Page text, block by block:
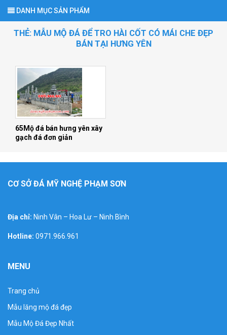
DANH MỤC SẢN PHẨM
THẺ: MẪU MỘ ĐÁ ĐỂ TRO HÀI CỐT CÓ MÁI CHE ĐẸP
BÁN TẠI HƯNG YÊN
65Mộ đá bán hưng yên xây
gạch đá đơn giản
CƠ SỞ ĐÁ MỸ NGHỆ PHẠM SƠN
Địa chỉ: Ninh Vân – Hoa Lư – Ninh Bình
Hotline: 0971.966.961
MENU
Trang chủ
Mẫu lăng mộ đá đẹp
Mẫu Mộ Đá Đẹp Nhất